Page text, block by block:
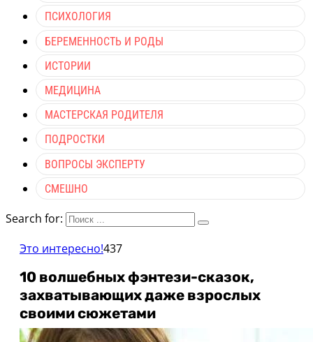
ПСИХОЛОГИЯ
БЕРЕМЕННОСТЬ И РОДЫ
ИСТОРИИ
МЕДИЦИНА
МАСТЕРСКАЯ РОДИТЕЛЯ
ПОДРОСТКИ
ВОПРОСЫ ЭКСПЕРТУ
СМЕШНО
Search for:
Это интересно!437
10 волшебных фэнтези-сказок,
захватывающих даже взрослых
своими сюжетами